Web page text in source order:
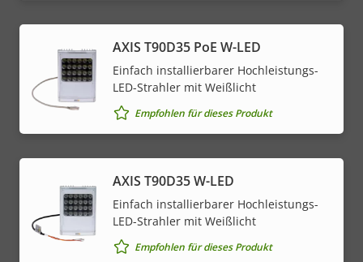
AXIS T90D35 PoE W-LED
Einfach installierbarer Hochleistungs-
LED-Strahler mit Weißlicht
Empfohlen für dieses Produkt
AXIS T90D35 W-LED
Einfach installierbarer Hochleistungs-
LED-Strahler mit Weißlicht
Empfohlen für dieses Produkt